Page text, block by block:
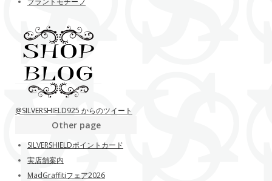
@SILVERSHIELD925 からのツイート
Other page
SILVERSHIELDポイントカード
実店舗案内
MadGraffitiフェア2026